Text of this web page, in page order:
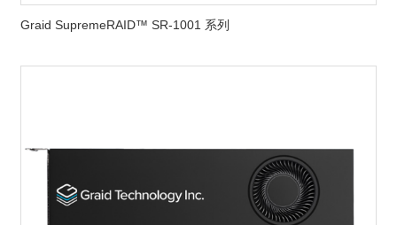
Graid SupremeRAID™ SR-1001 系列